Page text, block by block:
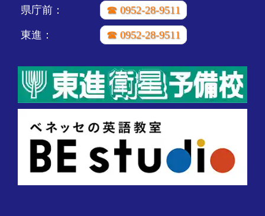
県庁前： ☎ 0952-28-9511
東進： ☎ 0952-28-9511